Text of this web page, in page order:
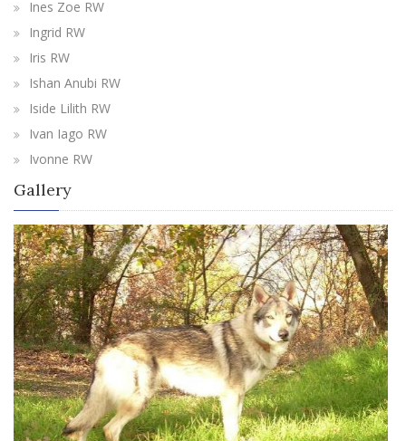
Ines Zoe RW
Ingrid RW
Iris RW
Ishan Anubi RW
Iside Lilith RW
Ivan Iago RW
Ivonne RW
Gallery
View more